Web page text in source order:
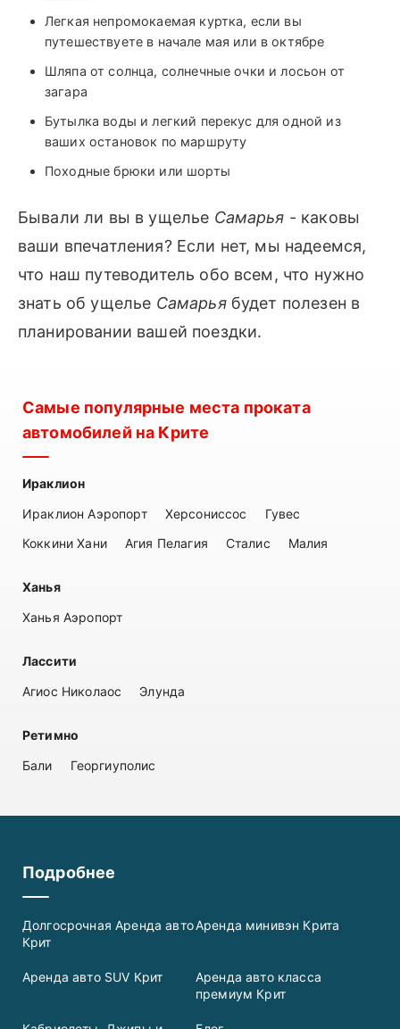
Легкая непромокаемая куртка, если вы
путешествуете в начале мая или в октябре
Шляпа от солнца, солнечные очки и лосьон от
загара
Бутылка воды и легкий перекус для одной из
ваших остановок по маршруту
Походные брюки или шорты
Бывали ли вы в ущелье Самарья - каковы
ваши впечатления? Если нет, мы надеемся,
что наш путеводитель обо всем, что нужно
знать об ущелье Самарьябудет полезен в
планировании вашей поездки.
Самые популярные места проката
автомобилей на Крите
Ираклион
Ираклион Аэропорт
Херсониссос
Гувес
Коккини Хани
Агия Пелагия Сталис Малия
Ханья
Ханья Аэропорт
Лассити
Агиос Николаос
Элунда
Ретимно
Бали
Георгиуполис
Подробнее
Долгосрочная Аренда авто
Крит
Аренда минивэн Крита
Аренда авто SUV Крит
Аренда авто класса
премиум Крит